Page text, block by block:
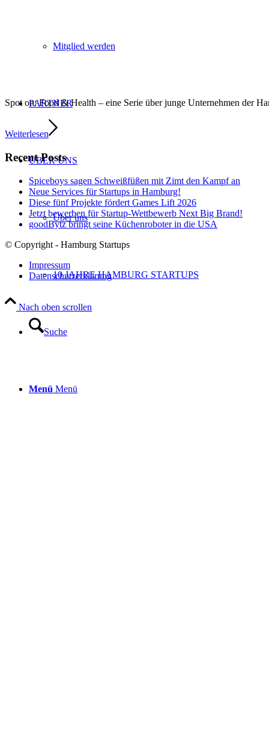
Mitglied werden
PARTNER
ÜBER UNS
Über uns
10 JAHRE HAMBURG STARTUPS
Suche
Menü Menü
Spot on: Food & Health – eine Serie über junge Unternehmen der
Weiterlesen
Recent Posts
Spiceboys sagen Schweißfüßen mit Zimt den Kampf an
Neue Services für Startups in Hamburg!
Diese fünf Projekte fördert Games Lift 2026
Jetzt bewerben für Startup-Wettbewerb Next Big Brand!
goodBytz bringt seine Küchenroboter in die USA
© Copyright - Hamburg Startups
Impressum
Datenschutzerklärung
Nach oben scrollen